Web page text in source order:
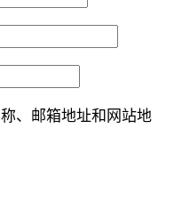
、邮箱地址和网站地